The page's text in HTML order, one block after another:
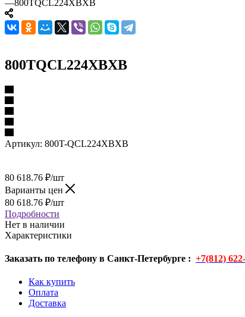
—800TQCL224XBXB
800TQCL224XBXB
Артикул: 800T-QCL224XBXB
80 618.76 ₽/шт
Варианты цен
80 618.76 ₽/шт
Подробности
Нет в наличии
Характеристики
Заказать по телефону в Санкт-Петербурге : +7(812)
Как купить
Оплата
Доставка